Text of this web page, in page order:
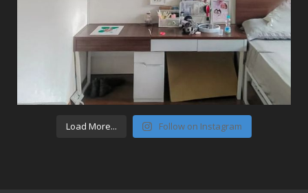
Load More... Follow on Instagram